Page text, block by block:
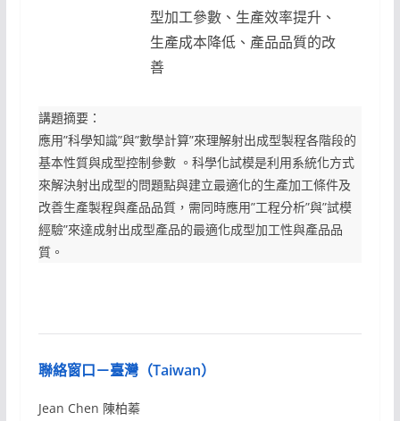
型加工參數、生產效率提升、
生產成本降低、產品品質的改
善
講題摘要：
應用”科學知識”與”數學計算”來理解射出成型製程各階段的
基本性質與成型控制參數 。科學化試模是利用系統化方式
來解決射出成型的問題點與建立最適化的生產加工條件及
改善生產製程與產品品質，需同時應用”工程分析”與”試模
經驗”來達成射出成型產品的最適化成型加工性與產品品
質。
聯絡窗口－臺灣（Taiwan）
Jean Chen 陳柏蓁